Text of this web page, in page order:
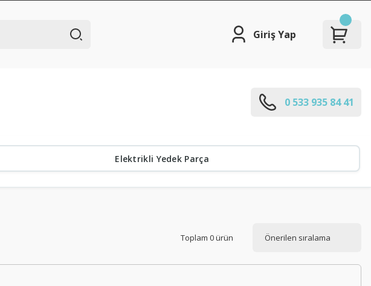
Giriş Yap
0 533 935 84 41
Elektrikli Yedek Parça
Toplam 0 ürün